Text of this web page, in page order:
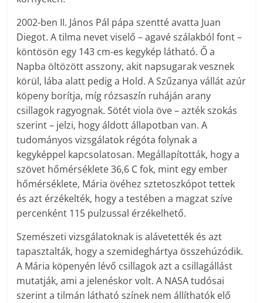
2002-ben II. János Pál pápa szentté avatta Juan
Diegot. A tilma nevet viselő – agavé szálakból font –
köntösön egy 143 cm-es kegykép látható. Ő a
Napba öltözött asszony, akit napsugarak vesznek
körül, lába alatt pedig a Hold. A Szűzanya vállát azúr
köpeny borítja, míg rózsaszín ruháján arany
csillagok ragyognak. Sötét viola öve – azték szokás
szerint – jelzi, hogy áldott állapotban van. A
tudományos vizsgálatok régóta folynak a
kegyképpel kapcsolatosan. Megállapították, hogy a
szövet hőmérséklete 36,6 C fok, mint egy ember
hőmérséklete, Mária övéhez sztetoszkópot tettek
és azt érzékelték, hogy a testében a magzat szíve
percenként 115 pulzussal érzékelhető.
Szemészeti vizsgálatoknak is alávetették és azt
tapasztalták, hogy a szemideghártya összehúzódik.
A Mária köpenyén lévő csillagok azt a csillagállást
mutatják, ami a jelenéskor volt. A NASA tudósai
szerint a tilmán látható színek nem állíthatók elő